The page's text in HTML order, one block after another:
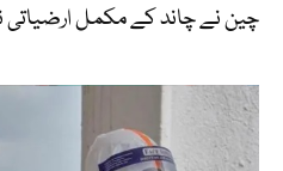
چین نے چاند کے مکمل ارضیاتی